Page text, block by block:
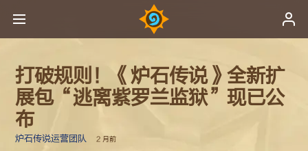
打破规则！《炉石传说》全新扩
展包“逃离紫罗兰监狱”现已公
布
炉石传说运营团队 2 月前